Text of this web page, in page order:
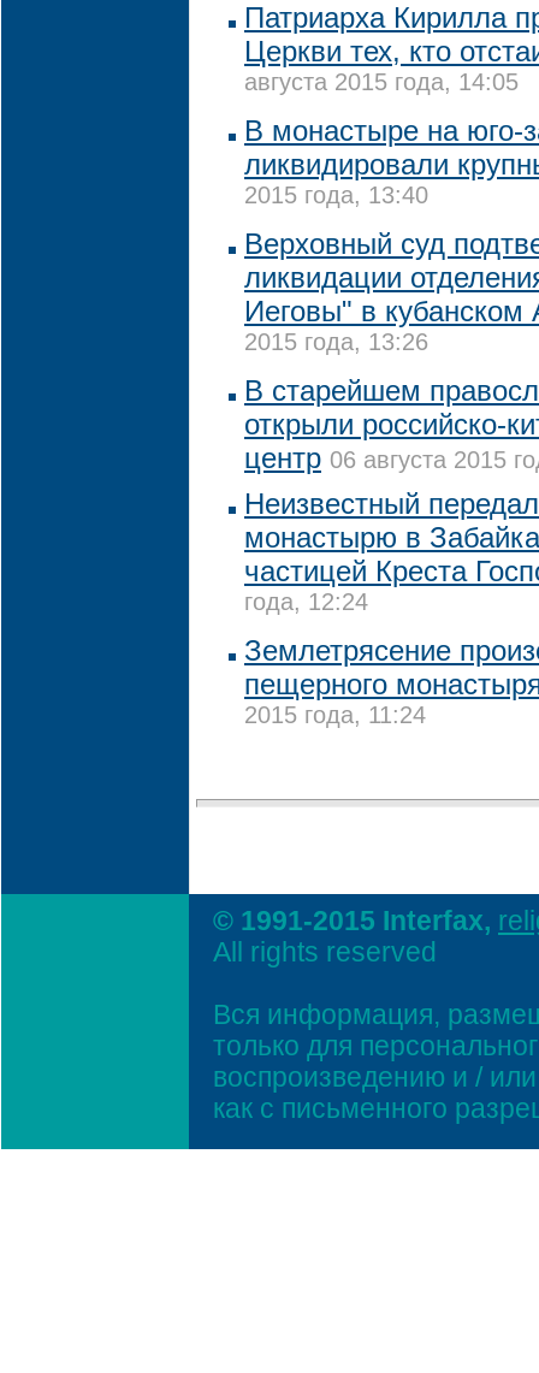
Патриарха Кирилла
Церкви тех, кто
августа 2015 года, 14:05
В монастыре на юго-
ликвидировали
2015 года, 13:40
Верховный суд
ликвидации
Иеговы" в кубанском
2015 года, 13:26
В старейшем
открыли российско-
центр 06 августа 2015
Неизвестный
монастырю в
частицей Креста
года, 12:24
Землетрясение
пещерного
2015 года, 11:24
© 1991-2015 Interfax,
All rights reserved
Вся информация,
только для
воспроизведению и /
как с письменного